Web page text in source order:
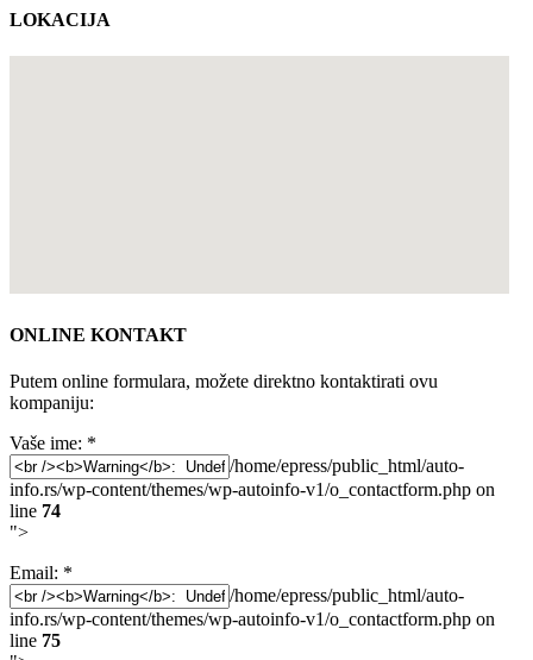
LOKACIJA
ONLINE KONTAKT
Putem online formulara, možete direktno kontaktirati ovu
kompaniju:
Vaše ime: *
/home/epress/public_html/auto-
info.rs/wp-content/themes/wp-autoinfo-v1/o_contactform.php on
line 74
">
Email: *
/home/epress/public_html/auto-
info.rs/wp-content/themes/wp-autoinfo-v1/o_contactform.php on
line 75